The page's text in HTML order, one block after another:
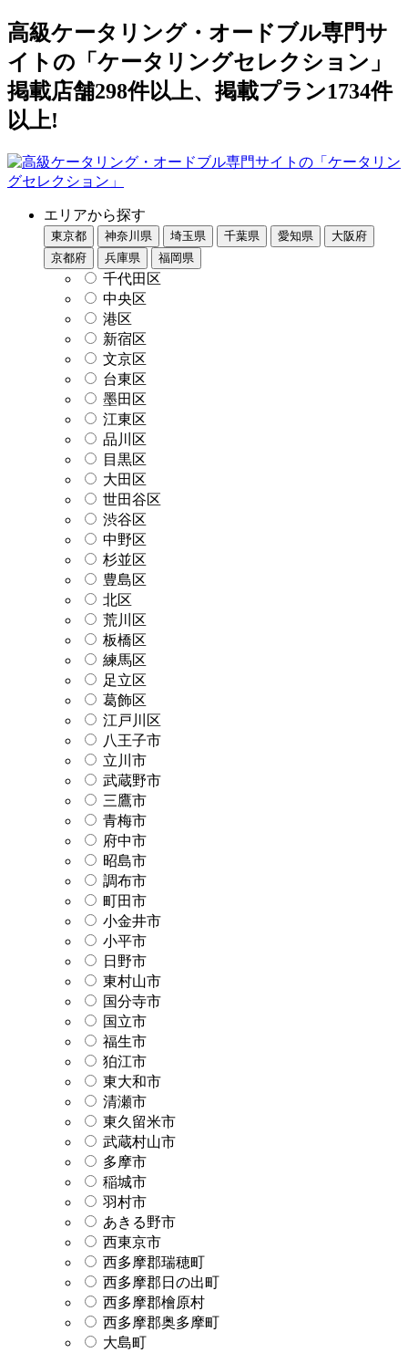
高級ケータリング・オードブル専門サ
イトの「ケータリングセレクション」
掲載店舗298件以上、掲載プラン1734件
以上!
エリアから探す
東京都 神奈川県 埼玉県 千葉県 愛知県
大阪府
京都府
兵庫県 福岡県
千代田区
中央区
港区
新宿区
文京区
台東区
墨田区
江東区
品川区
目黒区
大田区
世田谷区
渋谷区
中野区
杉並区
豊島区
北区
荒川区
板橋区
練馬区
足立区
葛飾区
江戸川区
八王子市
立川市
武蔵野市
三鷹市
青梅市
府中市
昭島市
調布市
町田市
小金井市
小平市
日野市
東村山市
国分寺市
国立市
福生市
狛江市
東大和市
清瀬市
東久留米市
武蔵村山市
多摩市
稲城市
羽村市
あきる野市
西東京市
西多摩郡瑞穂町
西多摩郡日の出町
西多摩郡檜原村
西多摩郡奥多摩町
大島町